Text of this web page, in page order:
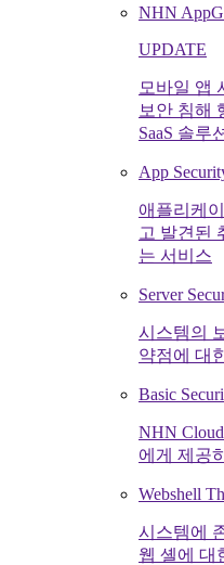
NHN
UPDATE
모바일 앱
보안 침해
SaaS 솔루
App
애플리케
고 발견된
는 서비스
Server
시스템의
약점에 대
Basic
NHN
에게 제공
Webshell
시스템에
웹 셸에 대